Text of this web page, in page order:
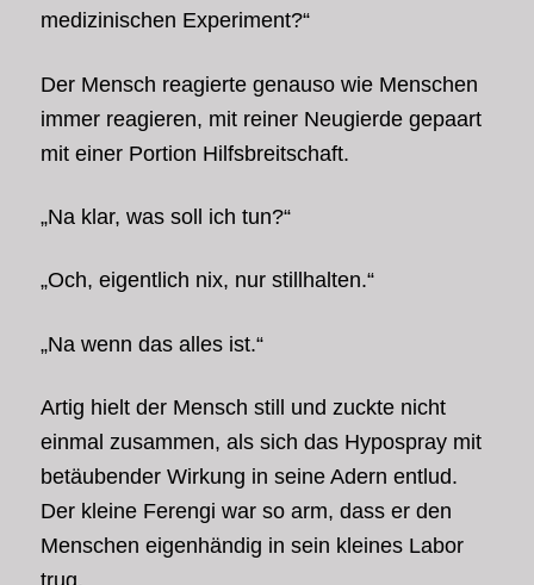
medizinischen Experiment?“
Der Mensch reagierte genauso wie Menschen
immer reagieren, mit reiner Neugierde gepaart
mit einer Portion Hilfsbreitschaft.
„Na klar, was soll ich tun?“
„Och, eigentlich nix, nur stillhalten.“
„Na wenn das alles ist.“
Artig hielt der Mensch still und zuckte nicht
einmal zusammen, als sich das Hypospray mit
betäubender Wirkung in seine Adern entlud.
Der kleine Ferengi war so arm, dass er den
Menschen eigenhändig in sein kleines Labor